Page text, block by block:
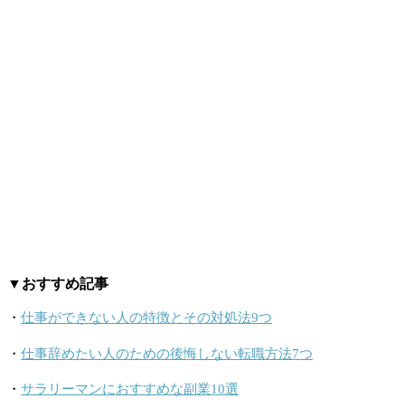
▼おすすめ記事
・ 仕事ができない人の特徴とその対処法9つ
・ 仕事辞めたい人のための後悔しない転職方法7つ
・ サラリーマンにおすすめな副業10選